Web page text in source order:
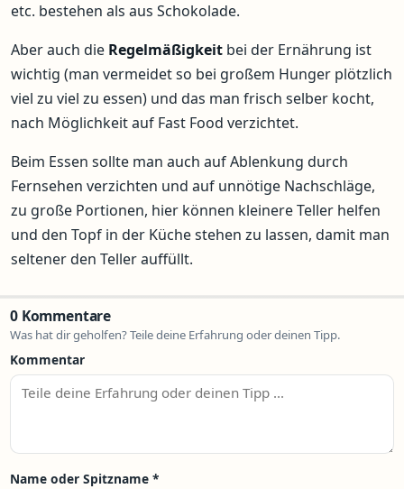
etc. bestehen als aus Schokolade.
Aber auch die Regelmäßigkeit bei der Ernährung ist
wichtig (man vermeidet so bei großem Hunger plötzlich
viel zu viel zu essen) und das man frisch selber kocht,
nach Möglichkeit auf Fast Food verzichtet.
Beim Essen sollte man auch auf Ablenkung durch
Fernsehen verzichten und auf unnötige Nachschläge,
zu große Portionen, hier können kleinere Teller helfen
und den Topf in der Küche stehen zu lassen, damit man
seltener den Teller auffüllt.
0 Kommentare
Was hat dir geholfen? Teile deine Erfahrung oder deinen Tipp.
Kommentar
Name oder Spitzname *